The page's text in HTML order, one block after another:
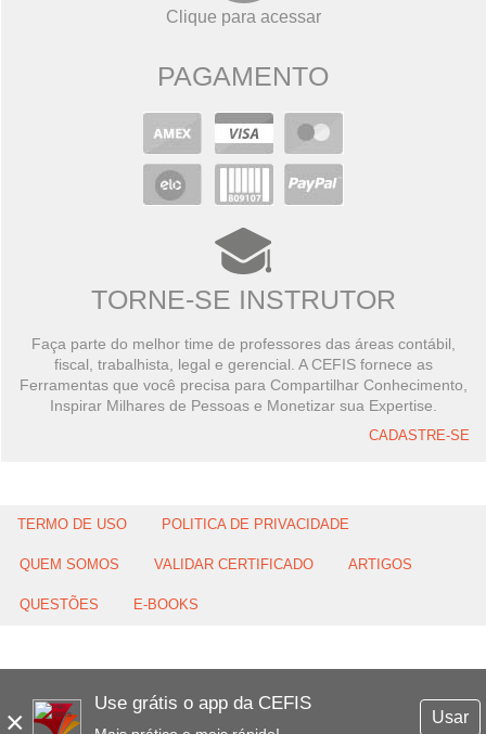
×
Use grátis o app da CEFIS
Usar
Clique para acessar
PAGAMENTO
TORNE-SE INSTRUTOR
Faça parte do melhor time de professores das áreas contábil,
fiscal, trabalhista, legal e gerencial. A CEFIS fornece as
Ferramentas que você precisa para Compartilhar Conhecimento,
Inspirar Milhares de Pessoas e Monetizar sua Expertise.
CADASTRE-SE
TERMO DE USO POLITICA DE PRIVACIDADE
QUEM SOMOS VALIDAR CERTIFICADO ARTIGOS
QUESTÕES E-BOOKS